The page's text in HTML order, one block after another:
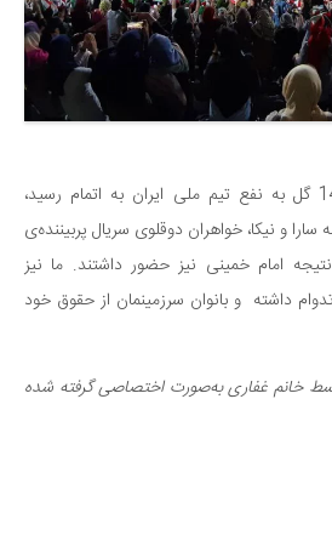
در این بازی پر گل که با 14 گل به نفع تیم ملی ایران به اتمام رسید،
و نیکا، خواهران دوقلوی سریال پربیننده‌ی
امام خمینی نیز حضور داشتند. ما نیز
داشته و بانوان سرزمینمان از حقوق خود
خانم غفاری به‌صورت اختصاصی گرفته شده